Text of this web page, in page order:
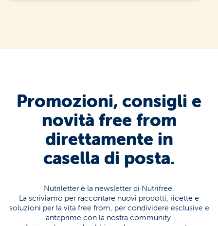
Promozioni, consigli e
novità free from
direttamente in
casella di posta.
Nutriletter è la newsletter di Nutrifree.
La scriviamo per raccontare nuovi prodotti, ricette e
soluzioni per la vita free from, per condividere esclusive e
anteprime con la nostra community.